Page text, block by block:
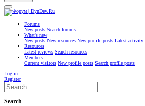
Forums
New posts Search forums
What's new
New posts New resources New profile posts Latest activity
Resources
Latest reviews Search resources
Members
Current visitors New profile posts Search profile posts
Log in
Register
Search